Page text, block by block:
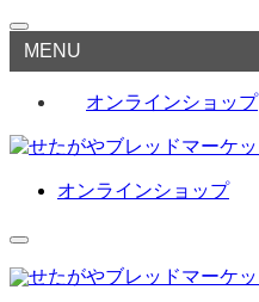
MENU
オンラインショップ
オンラインショップ